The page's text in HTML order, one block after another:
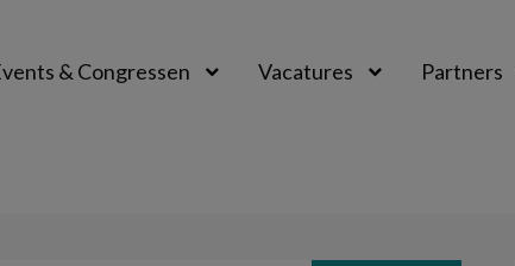
& Congressen Vacatures Partners